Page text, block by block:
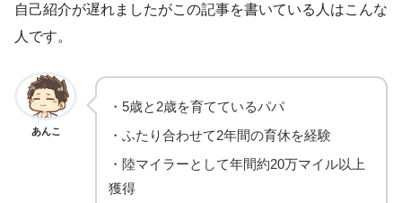
自己紹介が遅れましたがこの記事を書いている人はこんな
人です。
あんこ
・5歳と2歳を育てているパパ
・ふたり合わせて2年間の育休を経験
・陸マイラーとして年間約20万マイル以上
獲得